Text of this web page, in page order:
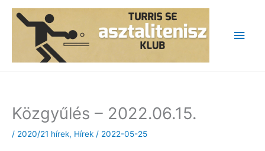
Skip
Main
Közgyűlés – 2022.06.15.
/ 2020/21 hírek, Hírek / 2022-05-25